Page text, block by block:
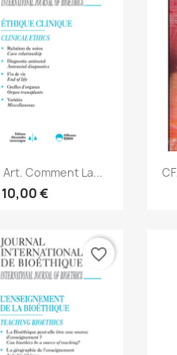
rapide
Art. Comment La...
10,00 €
favorite_border